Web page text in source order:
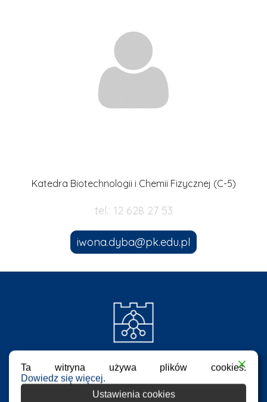
Katedra Biotechnologii i Chemii Fizycznej (C-5)
tel.: 12 628 27 53
iwona.dyba@pk.edu.pl
Ta witryna używa plików cookies.
Dowiedz się więcej.
Ustawienia cookies